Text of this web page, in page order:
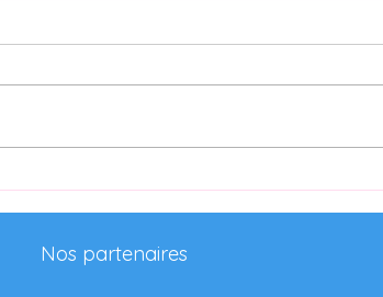
Nos partenaires